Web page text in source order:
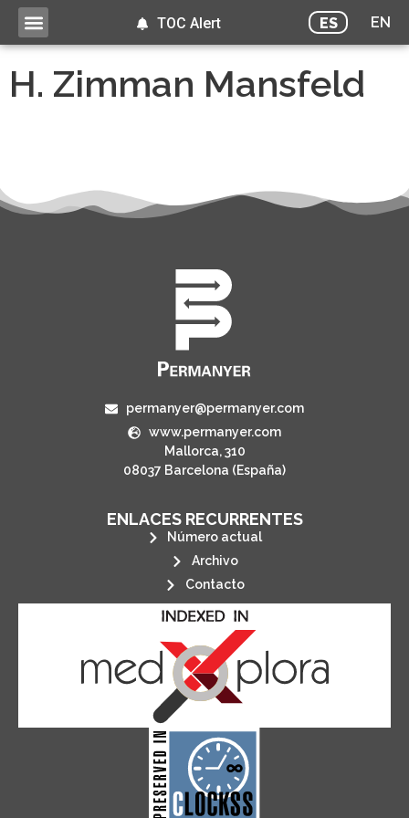
ES EN
TOC Alert
H. Zimman Mansfeld
permanyer@permanyer.com
www.permanyer.com
Mallorca, 310
08037 Barcelona (España)
ENLACES RECURRENTES
Número actual
Archivo
Contacto
CLOCKSS is a dak archive that
ensures the long-term survival
of web-based scholary
publications, governed by and for
its stakeholders.